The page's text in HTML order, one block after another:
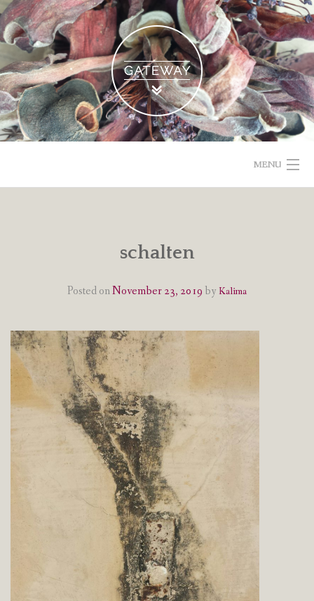
Skip
to
content
MENU
IMPRESSUM & DATENSCHUTZ
schalten
Posted onNovember 23, 2019 by Kalima